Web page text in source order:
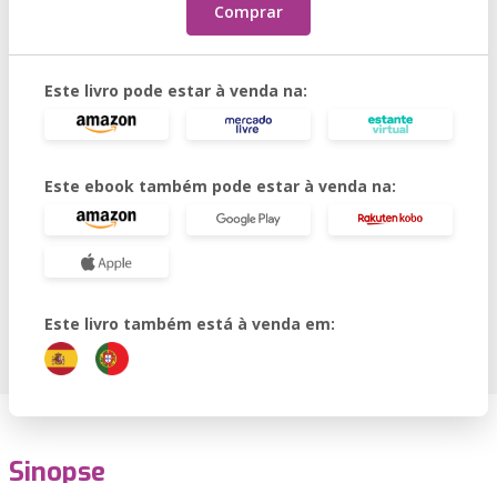
Comprar
Este livro pode estar à venda na:
Este ebook também pode estar à venda na:
Este livro também está à venda em:
Sinopse